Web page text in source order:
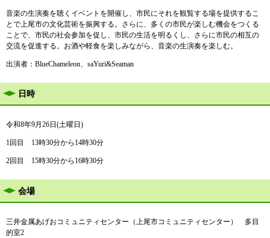
​音楽の生演奏を聴くイベントを開催し、市民にそれを観覧する場を提供するこ
とで上尾市の文化芸術を振興する。さらに、多くの市民が楽しむ機会をつくる
ことで、市民の社会参加を促し、市民の生活を明るくし、さらに市民の相互の
交流を促進する。お酒や軽食を楽しみながら、音楽の生演奏を楽しむ。
出演者：BlueChameleon、saYuri&Seaman
日時
令和8年9月26日(土曜日)
1回目 13時30分から14時30分
2回目 15時30分から16時30分
会場
三井金属あげおコミュニティセンター（上尾市コミュニティセンター） 多目
的室2